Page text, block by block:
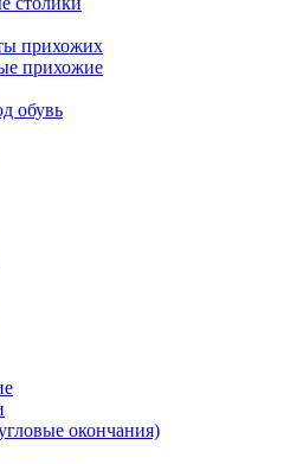
прихожих
прихожие
обувь
окончания)